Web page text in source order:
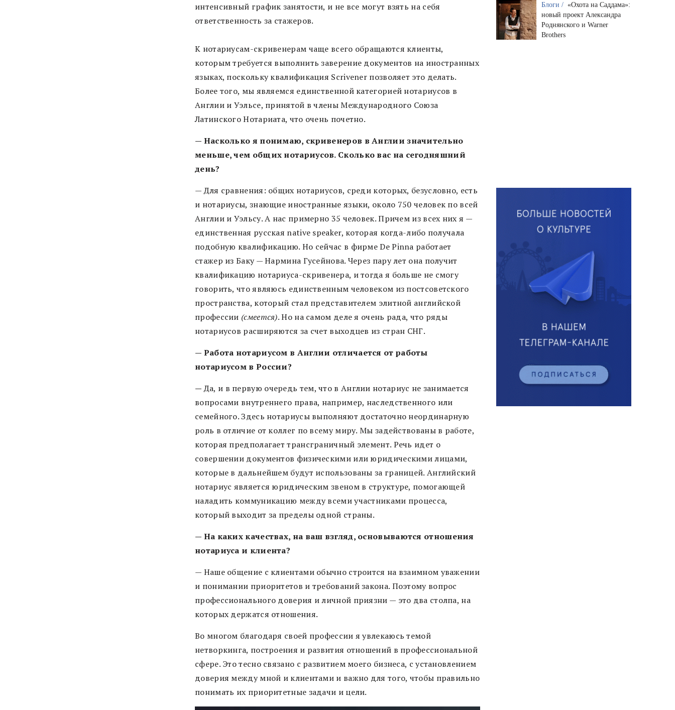
интенсивный график занятости, и не все могут взять на себя
ответственность за стажеров.
К нотариусам-скривенерам чаще всего обращаются клиенты,
которым требуется выполнить заверение документов на иностранных
языках, поскольку квалификация Scrivener позволяет это делать.
Более того, мы являемся единственной категорией нотариусов в
Англии и Уэльсе, принятой в члены Международного Союза
Латинского Нотариата, что очень почетно.
— Насколько я понимаю, скривенеров в Англии значительно
меньше, чем общих нотариусов. Сколько вас на сегодняшний
день?
— Для сравнения: общих нотариусов, среди которых, безусловно, есть
и нотариусы, знающие иностранные языки, около 750 человек по всей
Англии и Уэльсу. А нас примерно 35 человек. Причем из всех них я —
единственная русская native speaker, которая когда-либо получала
подобную квалификацию. Но сейчас в фирме De Pinna работает
стажер из Баку — Нармина Гусейнова. Через пару лет она получит
квалификацию нотариуса-скривенера, и тогда я больше не смогу
говорить, что являюсь единственным человеком из постсоветского
пространства, который стал представителем элитной английской
профессии (смеется). Но на самом деле я очень рада, что ряды
нотариусов расширяются за счет выходцев из стран СНГ.
— Работа нотариусом в Англии отличается от работы
нотариусом в России?
—Да, и в первую очередь тем, что в Англии нотариус не занимается
вопросами внутреннего права, например, наследственного или
семейного. Здесь нотариусы выполняют достаточно неординарную
роль в отличие от коллег по всему миру. Мы задействованы в работе,
которая предполагает трансграничный элемент. Речь идет о
совершении документов физическими или юридическими лицами,
которые в дальнейшем будут использованы за границей. Английский
нотариус является юридическим звеном в структуре, помогающей
наладить коммуникацию между всеми участниками процесса,
который выходит за пределы одной страны.
— На каких качествах, на ваш взгляд, основываются отношения
нотариуса и клиента?
— Наше общение с клиентами обычно строится на взаимном уважении
и понимании приоритетов и требований закона. Поэтому вопрос
профессионального доверия и личной приязни — это два столпа, на
которых держатся отношения.
Во многом благодаря своей профессии я увлекаюсь темой
нетворкинга, построения и развития отношений в профессиональной
сфере. Это тесно связано с развитием моего бизнеса, с установлением
доверия между мной и клиентами и важно для того, чтобы правильно
понимать их приоритетные задачи и цели.
Блоги / «Охота на Саддама»:
новый проект Александра
Роднянского и Warner
Brothers